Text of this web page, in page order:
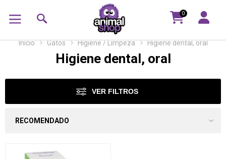
0
Inicio Gatos Higiene / Limpeza Higiene dental, oral
Higiene dental, oral
VER FILTROS